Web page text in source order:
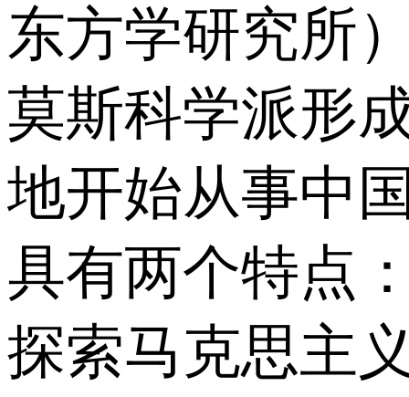
东方学研究所
莫斯科学派形
地开始从事中
具有两个特点
探索马克思主